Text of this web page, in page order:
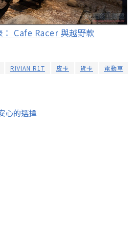
Cafe Racer 與越野款
RIVIAN R1T 皮卡 貨卡 電動車
心的選擇